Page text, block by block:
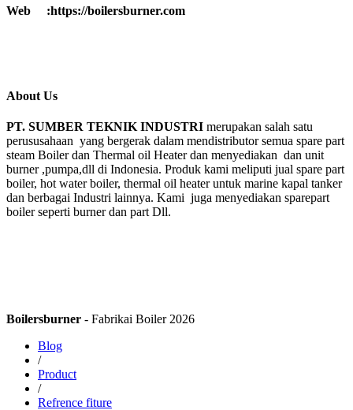
Web :https://boilersburner.com
About Us
PT. SUMBER TEKNIK INDUSTRI merupakan salah satu
perususahaan yang bergerak dalam mendistributor semua spare part
steam Boiler dan Thermal oil Heater dan menyediakan dan unit
burner ,pumpa,dll di Indonesia. Produk kami meliputi jual spare part
boiler, hot water boiler, thermal oil heater untuk marine kapal tanker
dan berbagai Industri lainnya. Kami juga menyediakan sparepart
boiler seperti burner dan part Dll.
Boilersburner - Fabrikai Boiler 2026
Blog
/
Product
/
Refrence fiture